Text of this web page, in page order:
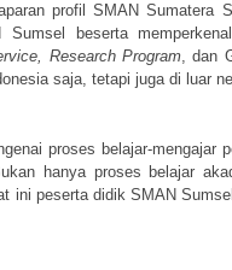
profil SMAN
Sumsel beserta
Research Program, dan
saja, tetapi juga di luar
proses belajar-
hanya proses belajar
ini peserta didik SMAN